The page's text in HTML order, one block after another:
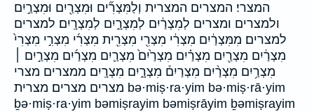
המצרי׃ המצרים המצרית וְלַמִּצְרִ֞ים וּמִצְרַ֖יִם וּמִצְרַ֣יִם
ולמצרים ומצרים לְמִצְרַ֔יִם לְמִצְרָ֑יִם לְמִצְרָֽיִם׃ למצרים
למצרים׃ מִמִּצְרַ֔יִם מִצְרִ֔י מִצְרִ֖י מִצְרִ֖ית מִצְרִ֜י מִצְרִ֣י מִצְרִי֙
מִצְרַ֔יִם מִצְרַ֖יִם מִצְרַ֗יִם מִצְרַ֙יִם֙ מִצְרַ֛יִם מִצְרַ֜יִם מִצְרַ֣יִם ׀
מִצְרַ֥יִם מִצְרַ֨יִם מִצְרַיִם֒ מִצְרָ֑יִם מִצְרָֽיִם׃ ממצרים מצרי
מצרים מצרים׃ מצרית bə·miṣ·ra·yim bə·miṣ·rā·yim
ḇə·miṣ·ra·yim bəmiṣrayim bəmiṣrāyim ḇəmiṣrayim